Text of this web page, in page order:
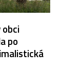
po